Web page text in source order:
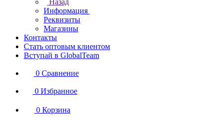
Назад
Информация
Реквизиты
Магазины
Контакты
Стать оптовым клиентом
Вступай в GlobalTeam
0 Сравнение
0 Избранное
0 Корзина